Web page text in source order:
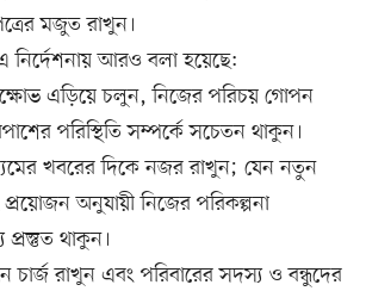
মজুত রাখুন।
আরও বলা হয়েছে:
এড়িয়ে চলুন, নিজের পরিচয় গোপন
পরিস্থিতি সম্পর্কে সচেতন থাকুন।
খবরের দিকে নজর রাখুন; যেন নতুন
অনুযায়ী নিজের পরিকল্পনা
থাকুন।
রাখুন এবং পরিবারের সদস্য ও বন্ধুদের